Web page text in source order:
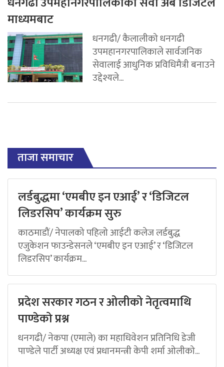
माध्यमबाट
धनगढी/ कैलालीको धनगढी
उपमहानगरपालिकाले सार्वजनिक
सेवालाई आधुनिक प्रविधिमैत्री बनाउने
उद्देश्यले...
ताजा समाचार
लर्डबुद्धमा ‘एमबीए इन एआई’ र ‘डिजिटल
लिडरसिप’ कार्यक्रम सुरु
काठमाडौं/ नेपालको पहिलो आईटी कलेज लर्डबुद्ध
एजुकेशन फाउन्डेसनले ‘एमबीए इन एआई’ र ‘डिजिटल
लिडरसिप’ कार्यक्रम...
प्रदेश सरकार गठन र ओलीको नेतृत्वमाथि
पाण्डेको प्रश्न
धनगढी/ नेकपा (एमाले) का महाधिवेशन प्रतिनिधि डेजी
पाण्डेले पार्टी अध्यक्ष एवं प्रधानमन्त्री केपी शर्मा ओलीको...